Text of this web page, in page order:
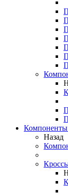
Компоненты
Назад